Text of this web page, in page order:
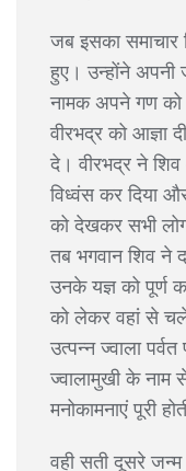
जब इसका समाचार
हुए। उन्होंने अपनी
नामक अपने गण को
वीरभद्र को आज्ञा
दे। वीरभद्र ने
विध्वंस कर दिया
को देखकर सभी
तब भगवान शिव ने
उनके यज्ञ को पूर्ण
को लेकर वहां से
उत्पन्न ज्वाला
ज्वालामुखी के
मनोकामनाएं पूरी
वही सती दूसरे